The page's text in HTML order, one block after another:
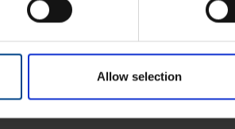
Allow selection
Wago, IP20, RAL9011
Tootekood: GS30019011